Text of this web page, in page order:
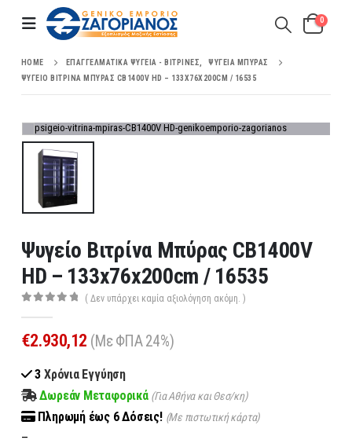
0
HOME ΕΠΑΓΓΕΛΜΑΤΙΚΆ ΨΥΓΕΊΑ - ΒΙΤΡΊΝΕΣ
ΨΥΓΕΊΑ ΜΠΎΡΑΣ
ΨΥΓΕΊΟ ΒΙΤΡΊΝΑ ΜΠΎΡΑΣ CB1400V HD – 133X76X200CM / 16535
Ψυγείο Βιτρίνα Μπύρας CB1400V
HD – 133x76x200cm / 16535
( Δεν υπάρχει καμία αξιολόγηση ακόμη. )
€2.930,12 (Με ΦΠΑ 24%)
3 Χρόνια Εγγύηση
Δωρεάν Μεταφορικά (Για Αθήνα και Θεσ/κη)
Πληρωμή έως 6Δόσεις! (Με πιστωτική κάρτα)
–